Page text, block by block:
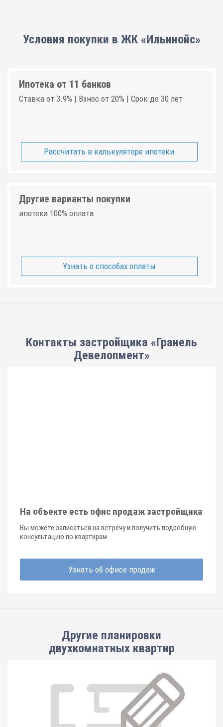
Условия покупки в ЖК «Ильинойс»
Ипотека от 11 банков
Ставка от 3.9% | Взнос от 20% | Срок до 30 лет
Рассчитать в калькуляторе ипотеки
Другие варианты покупки
ипотека 100% оплата
Узнать о способах оплаты
Контакты застройщика «Гранель
Девелопмент»
На объекте есть офис продаж застройщика
Вы можете записаться на встречу и получить подробную
консультацию по квартирам
Узнать об офисе продаж
Другие планировки
двухкомнатных квартир